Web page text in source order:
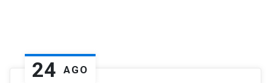
24 AGO